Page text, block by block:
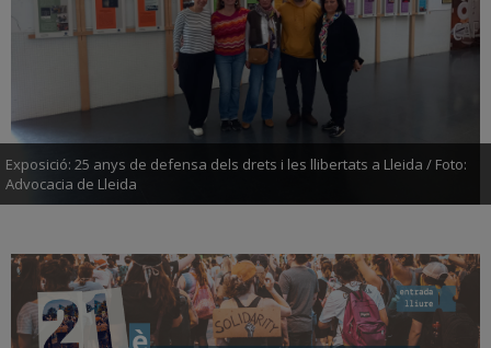
Exposició: 25 anys de defensa dels drets i les llibertats a Lleida / Foto:
Advocacia de Lleida